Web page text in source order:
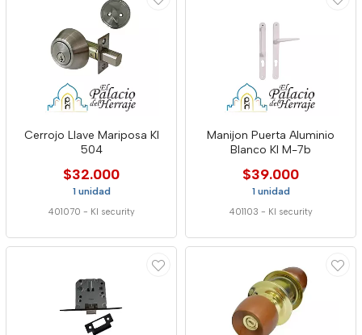
Cerrojo Llave Mariposa Kl
504
$32.000
1 unidad
401070 - Kl security
Manijon Puerta Aluminio
Blanco Kl M-7b
$39.000
1 unidad
401103 - Kl security